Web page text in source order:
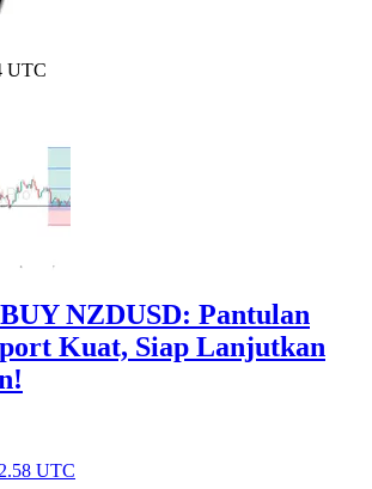
UTC
NZDUSD: Pantulan
Kuat, Siap Lanjutkan
UTC